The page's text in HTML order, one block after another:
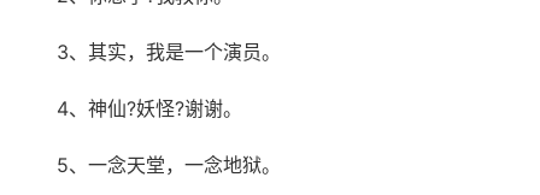
3、其实，我是一个演员。
4、神仙?妖怪?谢谢。
5、一念天堂，一念地狱。